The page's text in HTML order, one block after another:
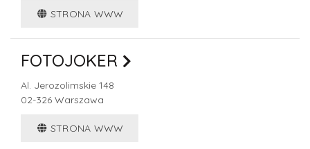
STRONA WWW
FOTOJOKER
Al. Jerozolimskie 148
02-326 Warszawa
STRONA WWW